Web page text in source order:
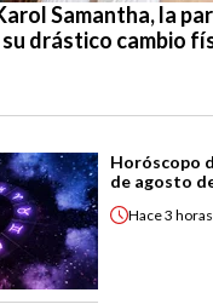
Samantha, la
su drástico cambio
Horóscopo
de agosto
Hace3 horas